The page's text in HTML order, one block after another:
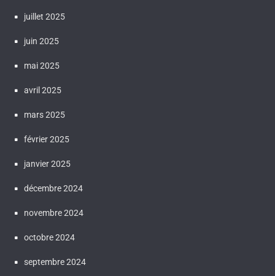
juillet 2025
juin 2025
mai 2025
avril 2025
mars 2025
février 2025
janvier 2025
décembre 2024
novembre 2024
octobre 2024
septembre 2024